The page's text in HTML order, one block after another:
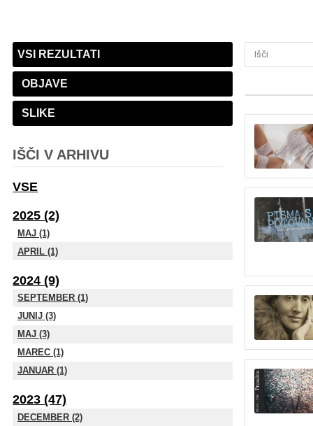
VSI REZULTATI
OBJAVE
SLIKE
IŠČI V ARHIVU
VSE
2025 (2)
MAJ (1)
APRIL (1)
2024 (9)
SEPTEMBER (1)
JUNIJ (3)
MAJ (3)
MAREC (1)
JANUAR (1)
2023 (47)
DECEMBER (2)